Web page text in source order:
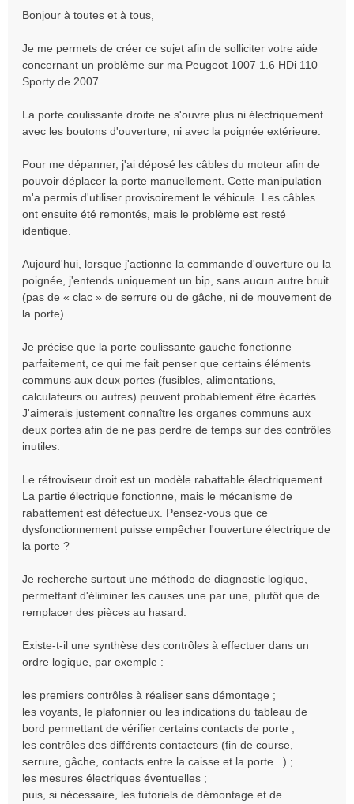
s
g
e
Bonjour à toutes et à tous,
Je me permets de créer ce sujet afin de solliciter votre aide
concernant un problème sur ma Peugeot 1007 1.6 HDi 110
Sporty de 2007.
La porte coulissante droite ne s'ouvre plus ni électriquement
avec les boutons d'ouverture, ni avec la poignée extérieure.
Pour me dépanner, j'ai déposé les câbles du moteur afin de
pouvoir déplacer la porte manuellement. Cette manipulation
m'a permis d'utiliser provisoirement le véhicule. Les câbles
ont ensuite été remontés, mais le problème est resté
identique.
Aujourd'hui, lorsque j'actionne la commande d'ouverture ou la
poignée, j'entends uniquement un bip, sans aucun autre bruit
(pas de « clac » de serrure ou de gâche, ni de mouvement de
la porte).
Je précise que la porte coulissante gauche fonctionne
parfaitement, ce qui me fait penser que certains éléments
communs aux deux portes (fusibles, alimentations,
calculateurs ou autres) peuvent probablement être écartés.
J'aimerais justement connaître les organes communs aux
deux portes afin de ne pas perdre de temps sur des contrôles
inutiles.
Le rétroviseur droit est un modèle rabattable électriquement.
La partie électrique fonctionne, mais le mécanisme de
rabattement est défectueux. Pensez-vous que ce
dysfonctionnement puisse empêcher l'ouverture électrique de
la porte ?
Je recherche surtout une méthode de diagnostic logique,
permettant d'éliminer les causes une par une, plutôt que de
remplacer des pièces au hasard.
Existe-t-il une synthèse des contrôles à effectuer dans un
ordre logique, par exemple :
les premiers contrôles à réaliser sans démontage ;
les voyants, le plafonnier ou les indications du tableau de
bord permettant de vérifier certains contacts de porte ;
les contrôles des différents contacteurs (fin de course,
serrure, gâche, contacts entre la caisse et la porte...) ;
les mesures électriques éventuelles ;
puis, si nécessaire, les tutoriels de démontage et de